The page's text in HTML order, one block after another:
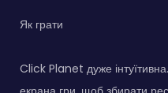
Як грати
Click Planet дуже